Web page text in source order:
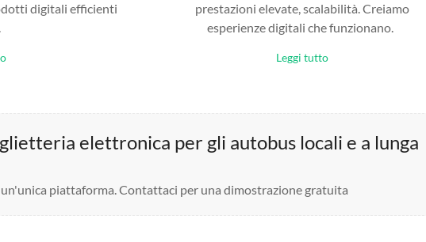
digitali efficienti
prestazioni elevate, scalabilità. Creiamo
esperienze digitali che funzionano.
Leggi tutto
elettronica per gli autobus locali e a lunga
piattaforma. Contattaci per una dimostrazione gratuita